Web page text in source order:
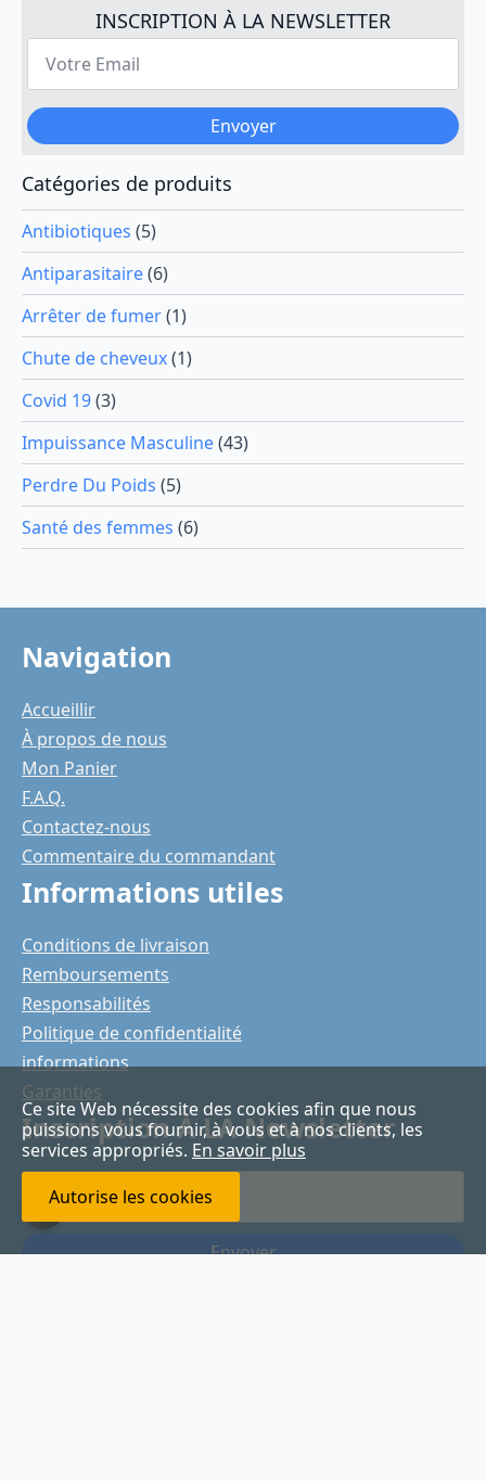
options
peuvent
choisies
sur
page
produit
INSCRIPTION À LA NEWSLETTER
Votre
Email
Envoyer
Catégories de produits
Antibiotiques (5)
Antiparasitaire(6)
Arrêter de fumer(1)
Chute de cheveux(1)
Covid 19(3)
Impuissance Masculine(43)
Perdre Du Poids (5)
Santé des femmes (6)
Navigation
Accueillir
À propos de nous
Mon Panier
F.A.Q.
Contactez-nous
Commentaire du commandant
Informations utiles
Conditions de livraison
Remboursements
Responsabilités
Politique de confidentialité
informations
Garanties
Inscription À LA Newsletter
Votre
Email
Envoyer
Ce site Web nécessite des cookies afin que nous
puissions vous fournir, à vous et à nos clients, les
services appropriés. En savoir plus
Autorise les cookies